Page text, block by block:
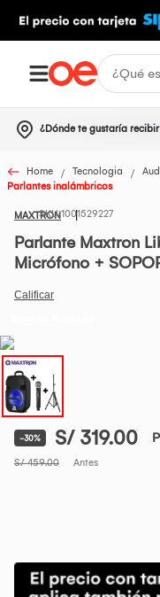
¿Dónde te gustaría
Home Tecnologia
Parlantes inalámbricos
MAXTRON1001529227
Parlante Maxtron
Micrófono +
-30% S/ 319.00
S/ 459.00 Antes